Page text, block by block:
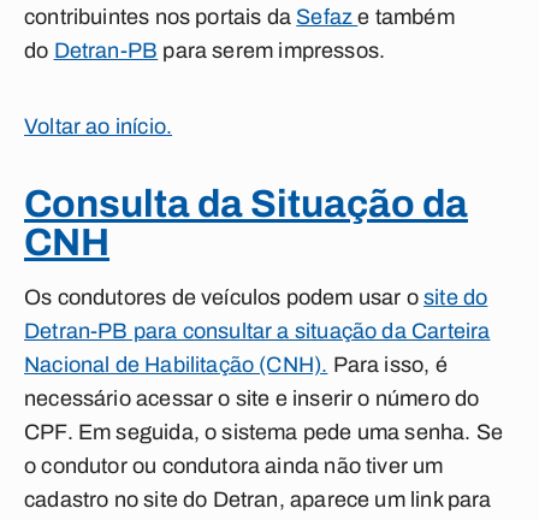
contribuintes nos portais da Sefaze também
do Detran-PB para serem impressos.
Voltar ao início.
Consulta da Situação da
CNH
Os condutores de veículos podem usar osite do
Detran-PB para consultar a situação da Carteira
Nacional de Habilitação (CNH). Para isso, é
necessário acessar o site e inserir o número do
CPF. Em seguida, o sistema pede uma senha. Se
o condutor ou condutora ainda não tiver um
cadastro no site do Detran, aparece um link para